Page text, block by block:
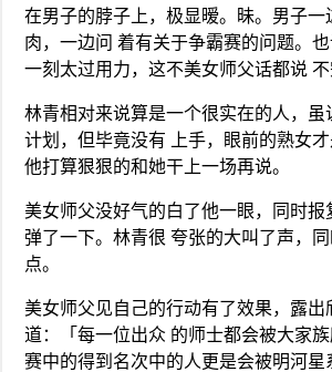
在男子的脖子上，极显暧。昧。男子一
肉，一边问 着有关于争霸赛的问题。
一刻太过用力，这不美女师父话都说 不
林青相对来说算是一个很实在的人，虽
计划，但毕竟没有 上手，眼前的熟女
他打算狠狠的和她干上一场再说。
美女师父没好气的白了他一眼，同时报
弹了一下。林青很 夸张的大叫了声，
点。
美女师父见自己的行动有了效果，露出
道：「每一位出众 的师士都会被大家
赛中的得到名次中的人更是会被明河星